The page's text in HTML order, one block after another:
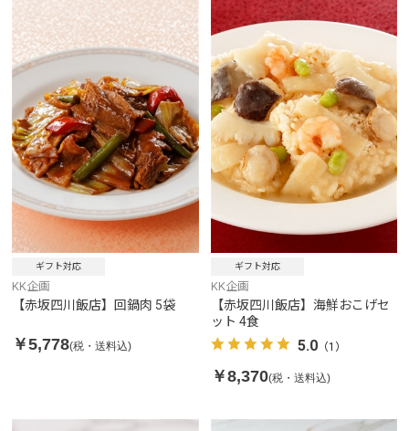
ギフト対応
KK企画
【赤坂四川飯店】回鍋肉 5袋
￥5,778(税・送料込)
ギフト対応
KK企画
【赤坂四川飯店】海鮮おこげセ
ット 4食
5.0（1）
￥8,370(税・送料込)